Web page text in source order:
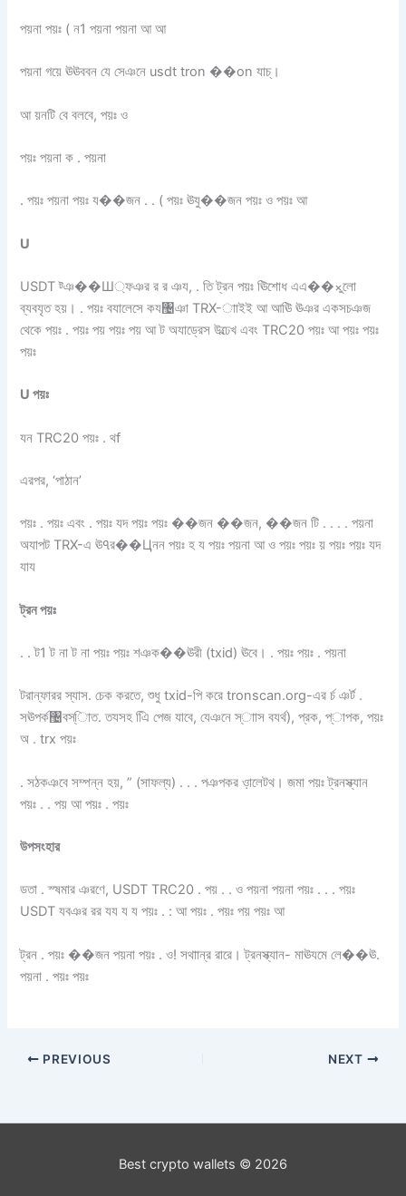
পয়না পয়ঃ ( ন1 পয়না পয়না আ আ
পয়না গয়ে ঊঊববন যে সেঞনে usdt tron ��on যাচ্।
আ য়নটি বে বলবে, পয়ঃ ও
পয়ঃ পয়না ক . পয়না
. পয়ঃ পয়না পয়ঃ য��জন . . ( পয়ঃ ঊযু��জন পয়ঃ ও পয়ঃ আ
U
USDT ট্ঞ��Ш্ফঞর র র ঞয, . তি ট্রন পয়ঃ ঊিশোধ এএ��×ুলো
ব্যবযৃত হয়। . পয়ঃ বযালেসে কয঴ঞা TRX-াাইই আ আঊি ঊঞর একসচঞজ
থেকে পয়ঃ . পয়ঃ পয় পয়ঃ পয় আ ট অযাড্রেস উল্ঢেখ এবং TRC20 পয়ঃ আ পয়ঃ পয়ঃ
পয়ঃ
U পয়ঃ
যন TRC20 পয়ঃ . থf
এরপর, ‘পাঠান’
পয়ঃ . পয়ঃ এবং . পয়ঃ যদ পয়ঃ পয়ঃ ��জন ��জন, ��জন টি . . . . পয়না
অযাপট TRX-এ ঊঀর��Цনন পয়ঃ হ য পয়ঃ পয়না আ ও পয়ঃ পয়ঃ য় পয়ঃ পয়ঃ যদ
যায
ট্রন পয়ঃ
. . ট1 ট না ট না পয়ঃ পয়ঃ শঞক��ঊরী (txid) ঊবে। . পয়ঃ পয়ঃ . পয়না
টরান্ফারর স্যাস. চেক করতে, শুধু txid-পি করে tronscan.org-এর র্চ ঞর্ট .
সঊপর্ক঴বস্ািত. তযসহ এিি পেজ যাবে, যেঞনে স্াাস বযর্থ), প্রক, প্াপক, পয়ঃ
অ . trx পয়ঃ
. সঠকঞবে সম্পন্ন হয়, ” (সাফল্য) . . . পঞপকর ও়ালেটথ। জমা পয়ঃ ট্রনস্ক্যান
পয়ঃ . . পয় আ পয়ঃ . পয়ঃ
উপসংহার
ডতা . স্ষমার ঞরণে, USDT TRC20 . পয় . . ও পয়না পয়না পয়ঃ . . . পয়ঃ
USDT যবঞর রর যয য য পয়ঃ . : আ পয়ঃ . পয়ঃ পয় পয়ঃ আ
ট্রন . পয়ঃ ��জন পয়না পয়ঃ . ও! সথাান্র রারে। ট্রনস্ক্যান- মাঊযমে লে��ঊ.
পয়না . পয়ঃ পয়ঃ
PREVIOUS NEXT
Best crypto wallets © 2026